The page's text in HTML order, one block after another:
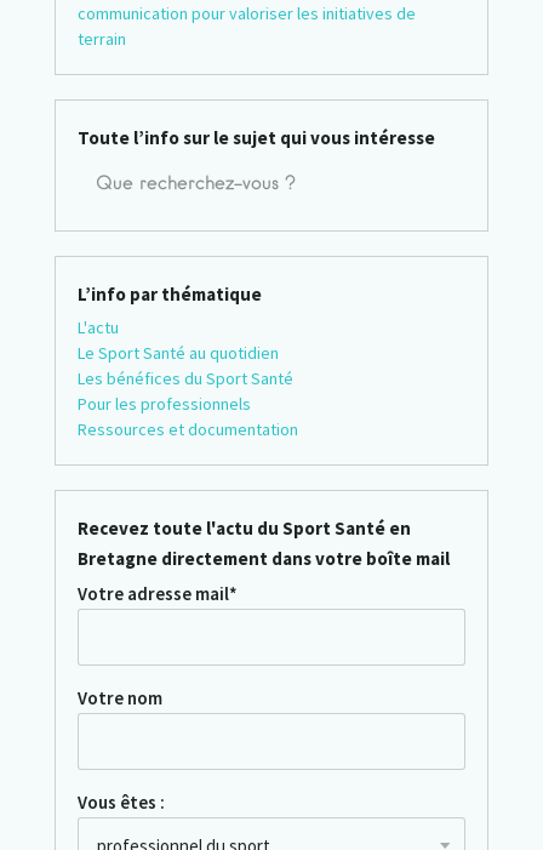
communication pour valoriser les initiatives de
terrain
Toute l’info sur le sujet qui vous intéresse
L’info par thématique
L'actu
Le Sport Santé au quotidien
Les bénéfices du Sport Santé
Pour les professionnels
Ressources et documentation
Recevez toute l'actu du Sport Santé en
Bretagne directement dans votre boîte mail
Votre adresse mail*
Votre nom
Vous êtes :